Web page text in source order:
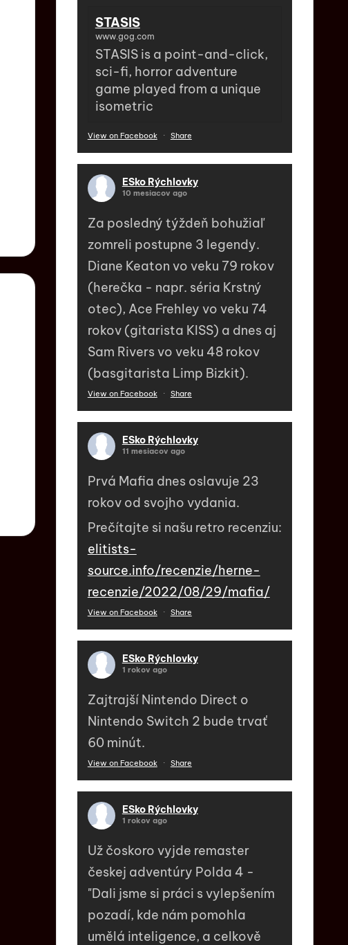
STASIS
www.gog.com
STASIS is a point-and-click,
sci-fi, horror adventure
game played from a unique
isometric
View on Facebook · Share
ESko Rýchlovky
10 mesiacov ago
Za posledný týždeň bohužiaľ
zomreli postupne 3 legendy.
Diane Keaton vo veku 79 rokov
(herečka - napr. séria Krstný
otec), Ace Frehley vo veku 74
rokov (gitarista KISS) a dnes aj
Sam Rivers vo veku 48 rokov
(basgitarista Limp Bizkit).
View on Facebook · Share
ESko Rýchlovky
11 mesiacov ago
Prvá Mafia dnes oslavuje 23
rokov od svojho vydania.
Prečítajte si našu retro recenziu:
elitists-
source.info/recenzie/herne-
recenzie/2022/08/29/mafia/
View on Facebook · Share
ESko Rýchlovky
1 rokov ago
Zajtrajší Nintendo Direct o
Nintendo Switch 2 bude trvať
60 minút.
View on Facebook · Share
ESko Rýchlovky
1 rokov ago
Už čoskoro vyjde remaster
českej adventúry Polda 4 -
"Dali jsme si práci s vylepšením
pozadí, kde nám pomohla
umělá inteligence, a celkově